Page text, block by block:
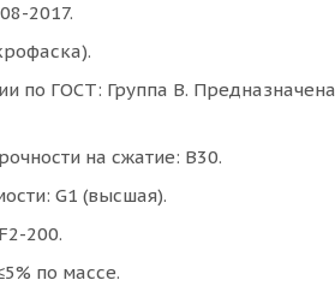
2017.
по ГОСТ: Группа В.
на сжатие: В30.
G1 (высшая).
200.
по массе.